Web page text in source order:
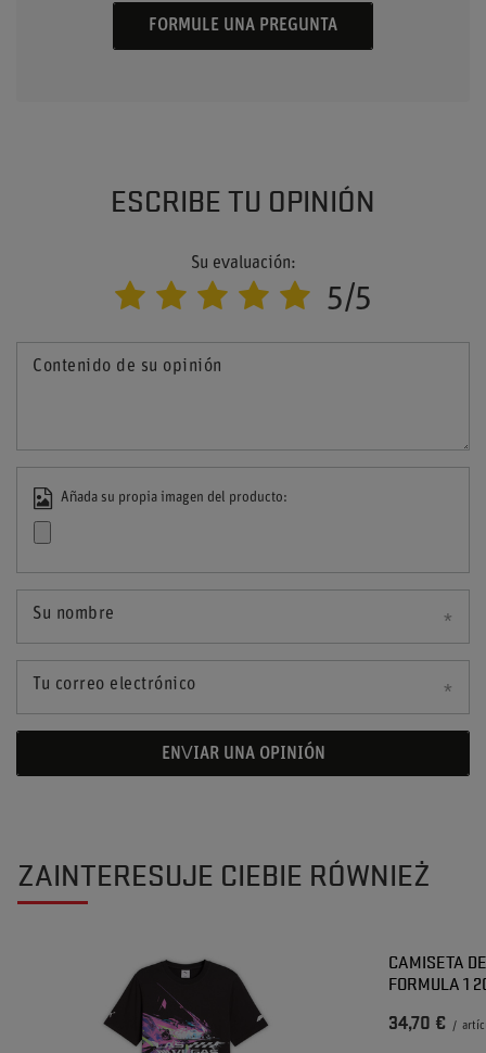
FORMULE UNA PREGUNTA
ESCRIBE TU OPINIÓN
Su evaluación:
5/5
Contenido de su opinión
Añada su propia imagen del producto:
Su nombre
Tu correo electrónico
ENVIAR UNA OPINIÓN
ZAINTERESUJE CIEBIE RÓWNIEŻ
CAMISETA
FORMULA 1
34,70 € /